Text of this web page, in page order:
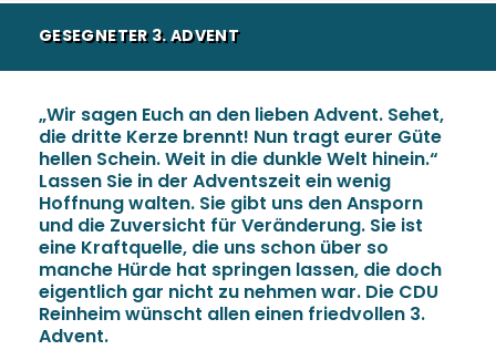
GESEGNETER 3. ADVENT
Wir sagen Euch an den lieben Advent. Sehet,
die dritte Kerze brennt! Nun tragt eurer Güte
hellen Schein. Weit in die dunkle Welt hinein.“
Lassen Sie in der Adventszeit ein wenig
Hoffnung walten. Sie gibt uns den Ansporn
und die Zuversicht für Veränderung. Sie ist
eine Kraftquelle, die uns schon über so
manche Hürde hat springen lassen, die doch
eigentlich gar nicht zu nehmen war. Die CDU
Reinheim wünscht allen einen friedvollen 3.
Advent.